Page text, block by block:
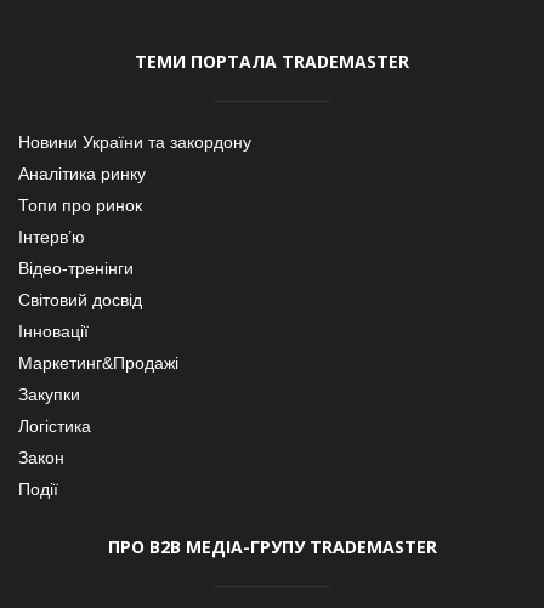
ТЕМИ ПОРТАЛА TRADEMASTER
Новини України та закордону
Аналітика ринку
Топи про ринок
Інтерв’ю
Відео-тренінги
Світовий досвід
Інновації
Маркетинг&Продажі
Закупки
Логістика
Закон
Події
ПРО В2В МЕДІА-ГРУПУ TRADEMASTER